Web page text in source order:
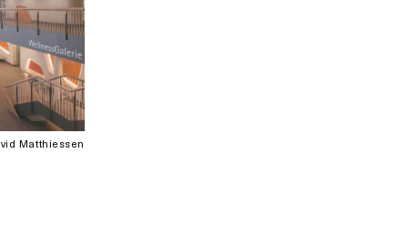
Matthiessen